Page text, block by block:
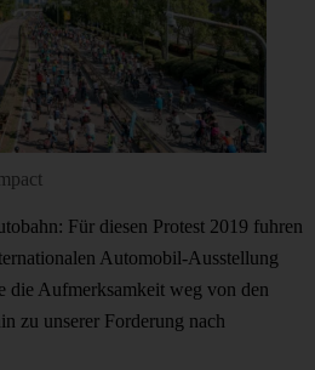
Für diesen Protest 2019 fuhren
Automobil-Ausstellung
Aufmerksamkeit weg von den
zu unserer Forderung nach